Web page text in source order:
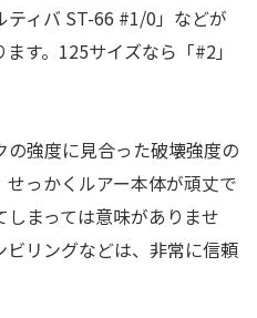
ティバ ST-66 #1/0」などが
す。125サイズなら「#2」
強度に見合った破壊強度の
っかくルアー本体が頑丈で
まっては意味がありませ
リングなどは、非常に信頼